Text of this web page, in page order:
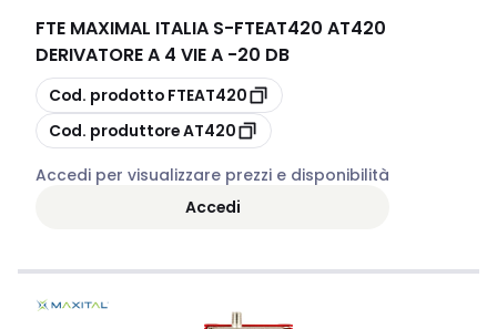
FTE MAXIMAL ITALIA S-FTEAT420 AT420
DERIVATORE A 4 VIE A -20 DB
copia
Cod. prodotto FTEAT420
copia
Cod. produttoreAT420
Accedi per visualizzare prezzi e disponibilità
Accedi